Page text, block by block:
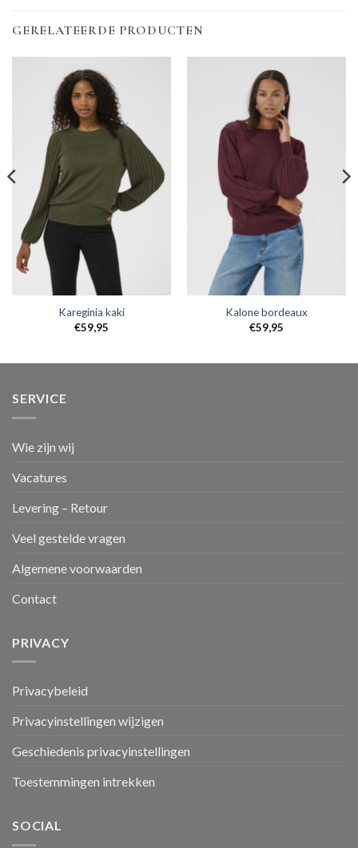
GERELATEERDE PRODUCTEN
Kareginia kaki
€59,95
Kalone bordeaux
€59,95
SERVICE
Wie zijn wij
Vacatures
Levering – Retour
Veel gestelde vragen
Algemene voorwaarden
Contact
PRIVACY
Privacybeleid
Privacyinstellingen wijzigen
Geschiedenis privacyinstellingen
Toestemmingen intrekken
SOCIAL